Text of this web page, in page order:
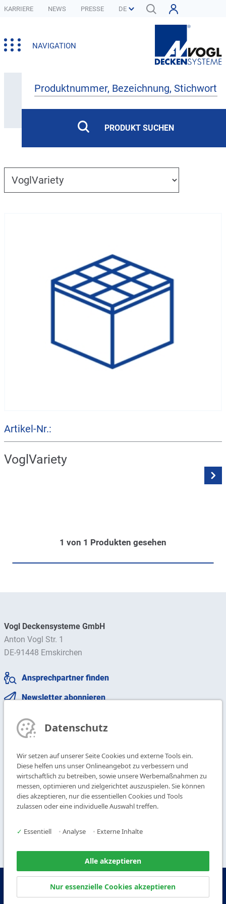
KARRIERE NEWS PRESSE
NAVIGATION
Produkte
PRODUKT SUCHEN
Artikel-Nr.:
VoglVariety
1 von 1 Produkten gesehen
Vogl Deckensysteme GmbH
Anton Vogl Str. 1
DE-91448 Emskirchen
Ansprechpartner finden
Newsletter abonnieren
+49 9104 825-0
+49 9104 825-250
info@vogl-deckensysteme.de
Deckengestaltung
Systeme
Produkte
Galerie
Über uns
Kontakt
© Copyright Vogl Deckensysteme - 2026
Datenschutz
Wir setzen auf unserer Seite Cookies und externe Tools ein.
Diese helfen uns unser Onlineangebot zu verbessern und
wirtschaftlich zu betreiben, sowie unsere Werbemaßnahmen zu
messen, optimieren und zielgerichtet auszuspielen. Sie können
dies akzeptieren, nur die essentiellen Cookies und Tools
zulassen oder eine individuelle Auswahl treffen.
✓ Essentiell • Analyse • Externe Inhalte
Alle akzeptieren
Nur essenzielle Cookies akzeptieren